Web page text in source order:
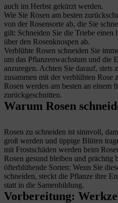
auch im Herbst gekürzt werden.
Wie Sie Rosen am besten
von der Rosensorte ab, die Sie
gilt: Schneiden Sie die Triebe einen
über den Rosenknospen ab.
Verblühte Rosen schneiden Sie
um das Pflanzenwachstum und die
anzuregen. Achten Sie darauf, stets
zusammen mit der verblühten Rose
Rosen werden am besten an einem
zurückgeschnitten.
Warum Rosen
Rosen zu schneiden ist sinnvoll,
groß werden und üppige Blüten
mit Frostschäden werden beim
Rosen gesund bleiben und prächtig
öfterblühende Sorten: Wenn Sie
schneiden, steckt die Pflanze ihre
statt in die Samenbildung.
Vorbereitung: